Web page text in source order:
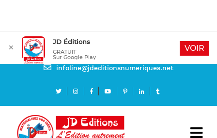
Besoin d'aide
infoline@jdeditionsnumeriques.net
✕
JD Éditions
GRATUIT
Sur Google Play
VOIR